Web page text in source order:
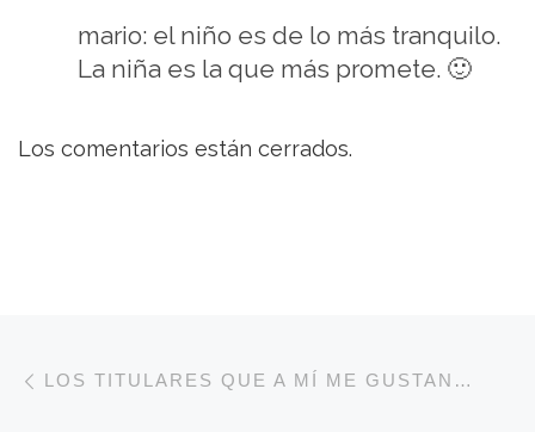
mario: el niño es de lo más tranquilo.
La niña es la que más promete. 🙂
Los comentarios están cerrados.
Navegación de entradas
LOS TITULARES QUE A MÍ ME GUSTAN…